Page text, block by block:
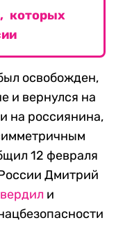
которых
освобожден,
и вернулся на
на россиянина,
12 февраля
Дмитрий
и